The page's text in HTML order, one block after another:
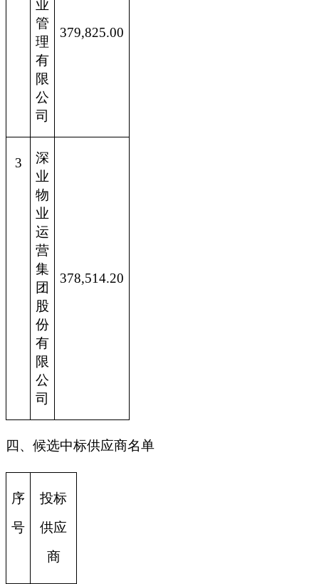
业
管
理
有
限
公
司
379,825.00
3
深
业
物
业
运
营
集
团
股
份
有
限
公
司
378,514.20
四、候选中标供应商名单
序
号
投标
供应
商